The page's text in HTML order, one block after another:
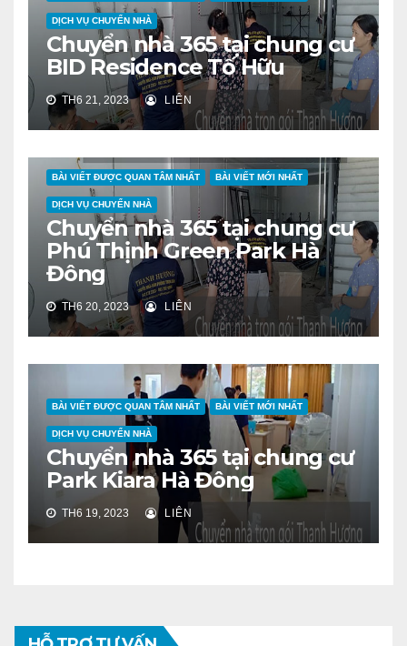
DỊCH VỤ CHUYỂN NHÀ
Chuyển nhà 365 tại chung cư
BID Residence Tố Hữu
TH6 21, 2023 LIÊN
BÀI VIẾT ĐƯỢC QUAN TÂM NHẤT BÀI VIẾT MỚI NHẤT
DỊCH VỤ CHUYỂN NHÀ
Chuyển nhà 365 tại chung cư
Phú Thịnh Green Park Hà
Đông
TH6 20, 2023 LIÊN
BÀI VIẾT ĐƯỢC QUAN TÂM NHẤT BÀI VIẾT MỚI NHẤT
DỊCH VỤ CHUYỂN NHÀ
Chuyển nhà 365 tại chung cư
Park Kiara Hà Đông
TH6 19, 2023 LIÊN